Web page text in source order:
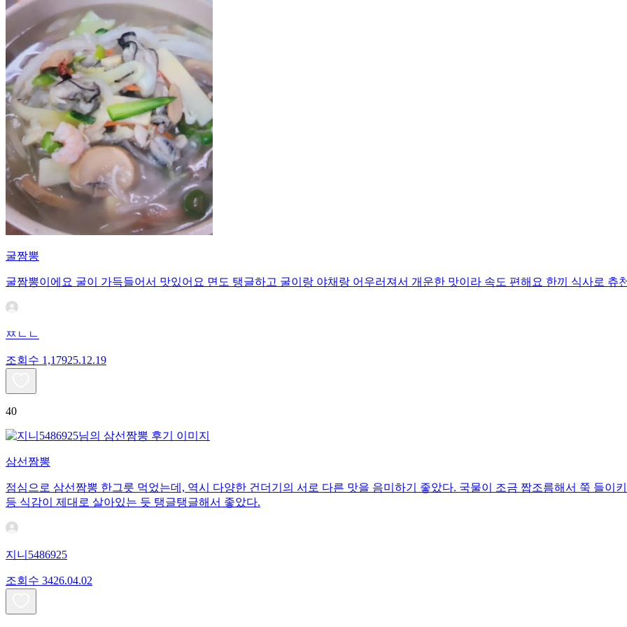
굴짬뽕
굴짬뽕이에요 굴이 가득들어서 맛있어요 면도 탱글하고 굴이랑 야채랑 어우러져서 개운한 맛이라 속도 편해요 한끼 식사로 츄
ㅉㄴㄴ
조회수 1,17925.12.19
40
삼선짬뽕
점심으로 삼선짬뽕 한그릇 먹었는데, 역시 다양한 건더기의 서로 다른 맛을 음미하기 좋았다. 국물이 조금 짭조름해서 쭉 들이
등 식감이 제대로 살아있는 듯 탱글탱글해서 좋았다.
지니5486925
조회수 3426.04.02